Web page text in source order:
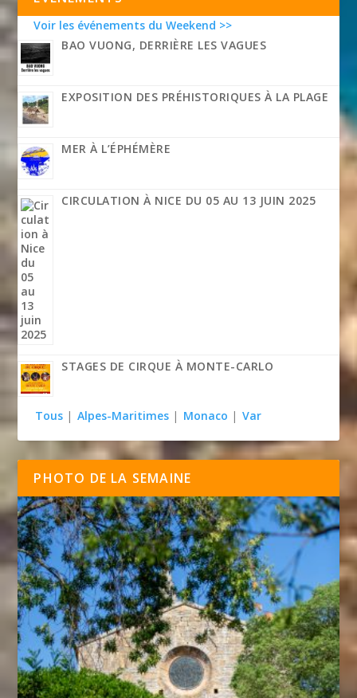
Voir les événements du Weekend >>
BAO VUONG, DERRIÈRE LES VAGUES
EXPOSITION DES PRÉHISTORIQUES À LA PLAGE
MER À L’ÉPHÉMÈRE
CIRCULATION À NICE DU 05 AU 13 JUIN 2025
STAGES DE CIRQUE À MONTE-CARLO
Tous | Alpes-Maritimes | Monaco | Var
PHOTO DE LA SEMAINE